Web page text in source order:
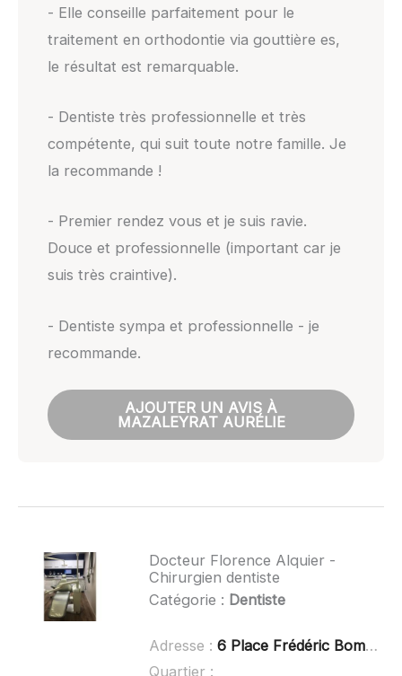
- Elle conseille parfaitement pour le
traitement en orthodontie via gouttière es,
le résultat est remarquable.
- Dentiste très professionnelle et très
compétente, qui suit toute notre famille. Je
la recommande !
- Premier rendez vous et je suis ravie.
Douce et professionnelle (important car je
suis très craintive).
- Dentiste sympa et professionnelle - je
recommande.
AJOUTER UN AVIS À
MAZALEYRAT AURÉLIE
Docteur Florence Alquier -
Chirurgien dentiste
Catégorie : Dentiste
Adresse : 6 Place Frédéric Bombail, 31830 Plaisance-du-Touch
Quartier :